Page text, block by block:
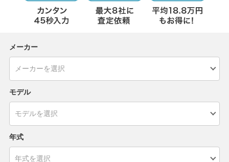
メーカー
モデル
年式